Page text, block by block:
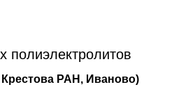
полиэлектролитов
РАН, Иваново)